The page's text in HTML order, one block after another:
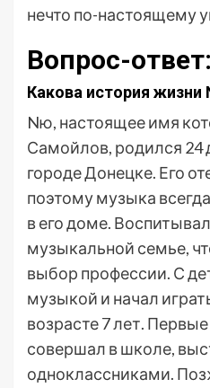
нечто по-настоящему
Вопрос-ответ:
Какова история жизни
Nю, настоящее имя
Самойлов, родился 24
городе Донецке. Его
поэтому музыка
в его доме.
музыкальной семье,
выбор профессии. С
музыкой и начал
возрасте 7 лет.
совершал в школе,
одноклассниками.